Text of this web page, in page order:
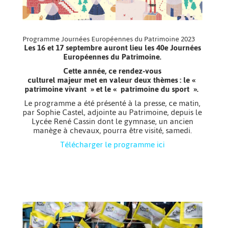
Programme Journées Européennes du Patrimoine 2023
Les 16 et 17 septembre auront lieu les 40e Journées
Européennes du Patrimoine.
Cette année, ce rendez-vous
culturel majeur met en valeur deux thèmes : le «
patrimoine vivant » et le « patrimoine du sport ».
Le programme a été présenté à la presse, ce matin,
par Sophie Castel, adjointe au Patrimoine, depuis le
Lycée René Cassin dont le gymnase, un ancien
manège à chevaux, pourra être visité, samedi.
Télécharger le programmeici